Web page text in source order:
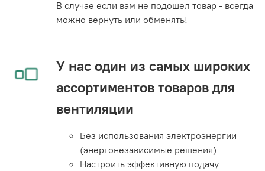
В случае если вам не подошел товар - всегда
можно вернуть или обменять!
У нас один из самых широких
ассортиментов товаров для
вентиляции
Без использования электроэнергии
(энергонезависимые решения)
Настроить эффективную подачу